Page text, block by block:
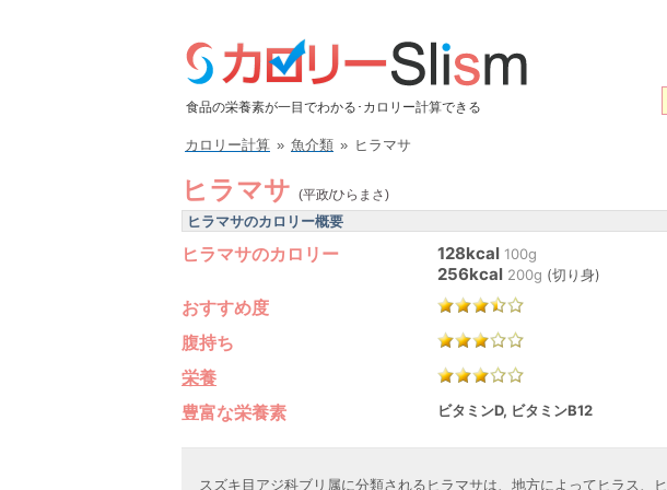
食品の栄養素が一目でわかる･カロリー計算できる
カロリー計算 » 魚介類 » ヒラマサ
ヒラマサ (平政/ひらまさ)
ヒラマサのカロリー概要
ヒラマサのカロリー 128kcal 100g
256kcal 200g (切り身)
おすすめ度
腹持ち
栄養
豊富な栄養素
ビタミンD, ビタミンB12
スズキ目アジ科ブリ属に分類されるヒラマサは、地方によってヒラス、ヒ